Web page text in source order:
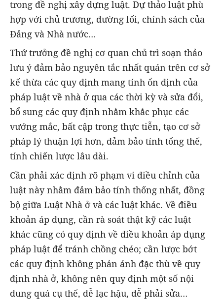
trong đề nghị xây dựng luật. Dự thảo luật phù
hợp với chủ trương, đường lối, chính sách của
Đảng và Nhà nước…
Thứ trưởng đề nghị cơ quan chủ trì soạn thảo
lưu ý đảm bảo nguyên tắc nhất quán trên cơ sở
kế thừa các quy định mang tính ổn định của
pháp luật về nhà ở qua các thời kỳ và sửa đổi,
bổ sung các quy định nhằm khắc phục các
vướng mắc, bất cập trong thực tiễn, tạo cơ sở
pháp lý thuận lợi hơn, đảm bảo tính tổng thể,
tính chiến lược lâu dài.
Cần phải xác định rõ phạm vi điều chỉnh của
luật này nhằm đảm bảo tính thống nhất, đồng
bộ giữa Luật Nhà ở và các luật khác. Về điều
khoản áp dụng, cần rà soát thật kỹ các luật
khác cũng có quy định về điều khoản áp dụng
pháp luật để tránh chồng chéo; cần lược bớt
các quy định không phản ánh đặc thù về quy
định nhà ở, không nên quy định một số nội
dung quá cụ thể, dễ lạc hậu, dễ phải sửa…